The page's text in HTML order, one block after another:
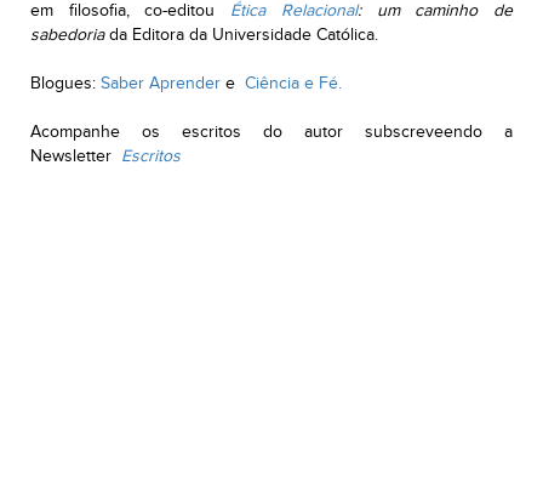
em filosofia, co-editou Ética Relacional: um caminho de
sabedoriada Editora da Universidade Católica.
Blogues: Saber Aprender e Ciência e Fé.
Acompanhe os escritos do autor subscreveendo a
Newsletter Escritos